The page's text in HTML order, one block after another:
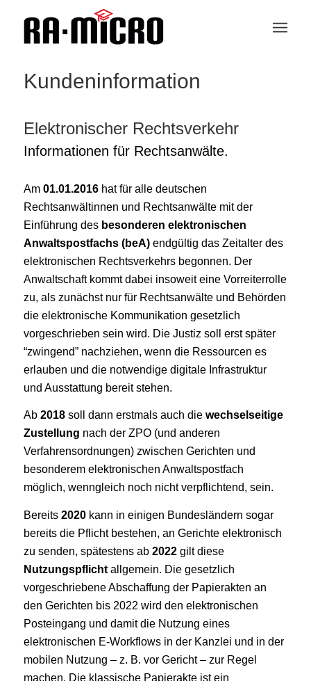
Kundeninformation
Elektronischer Rechtsverkehr
Informationen für Rechtsanwälte.
Am 01.01.2016hat für alle deutschen
Rechtsanwältinnen und Rechtsanwälte mit der
Einführung des besonderen elektronischen
Anwaltspostfachs (beA) endgültig das Zeitalter des
elektronischen Rechtsverkehrs begonnen. Der
Anwaltschaft kommt dabei insoweit eine Vorreiterrolle
zu, als zunächst nur für Rechtsanwälte und Behörden
die elektronische Kommunikation gesetzlich
vorgeschrieben sein wird. Die Justiz soll erst später
“zwingend” nachziehen, wenn die Ressourcen es
erlauben und die notwendige digitale Infrastruktur
und Ausstattung bereit stehen.
Ab 2018soll dann erstmals auch die wechselseitige
Zustellung nach der ZPO (und anderen
Verfahrensordnungen) zwischen Gerichten und
besonderem elektronischen Anwaltspostfach
möglich, wenngleich noch nicht verpflichtend, sein.
Bereits 2020kann in einigen Bundesländern sogar
bereits die Pflicht bestehen, an Gerichte elektronisch
zu senden, spätestens ab 2022gilt diese
Nutzungspflichtallgemein. Die gesetzlich
vorgeschriebene Abschaffung der Papierakten an
den Gerichten bis 2022 wird den elektronischen
Posteingang und damit die Nutzung eines
elektronischen E-Workflows in der Kanzlei und in der
mobilen Nutzung – z. B. vor Gericht – zur Regel
machen. Die klassische Papierakte ist ein